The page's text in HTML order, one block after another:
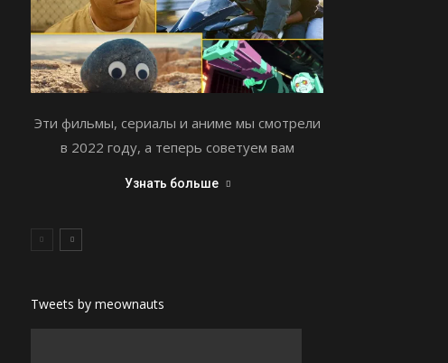
Эти фильмы, сериалы и аниме мы смотрели
в 2022 году, а теперь советуем вам
Узнать больше
Tweets by meownauts